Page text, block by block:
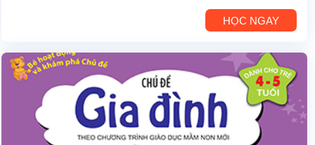
HỌC NGAY